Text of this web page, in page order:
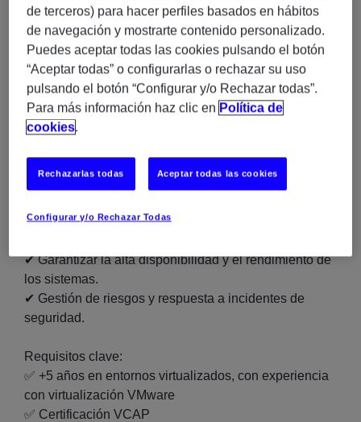
integración de infraestructuras basadas en tecnologías
VMware para una posición en Sevilla (En modalidad
remoto)
Lo más relevante del rol:
✔ Participación en proyectos de planificación,
implementación VMware
prácticas
✔ Soporte avanzado y colaboración con equipos
✔ Realización de pruebas unitarias, cargas de trabajo,
✔ Garantizar la alta disponibilidad y el rendimiento de
los sistemas.
✔ Gestión de riesgos y respuesta a incidentes de
seguridad.
Requisitos clave:
✅ +5 años en entornos virtualizados, con experiencia
con virtualización VMware
✅ Certificación VCAP
de terceros) para hacer perfiles basados en hábitos
de navegación y mostrarte contenido personalizado.
Puedes aceptar todas las cookies pulsando el botón
“Aceptar todas” o configurarlas o rechazar su uso
pulsando el botón “Configurar y/o Rechazar todas”.
Para más información haz clic en Política de
cookies.
Configurar y/o Rechazar Todas
Rechazarlas todas Aceptar todas las cookies